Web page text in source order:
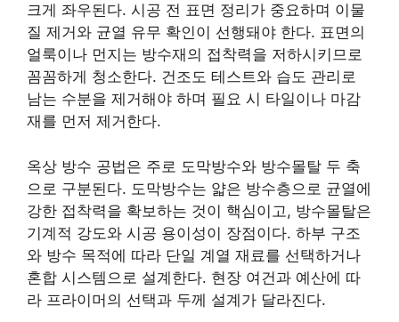
크게 좌우된다. 시공 전 표면 정리가 중요하며 이물
질 제거와 균열 유무 확인이 선행돼야 한다. 표면의
얼룩이나 먼지는 방수재의 접착력을 저하시키므로
꼼꼼하게 청소한다. 건조도 테스트와 습도 관리로
남는 수분을 제거해야 하며 필요 시 타일이나 마감
재를 먼저 제거한다.
옥상 방수 공법은 주로 도막방수와 방수몰탈 두 축
으로 구분된다. 도막방수는 얇은 방수층으로 균열에
강한 접착력을 확보하는 것이 핵심이고, 방수몰탈은
기계적 강도와 시공 용이성이 장점이다. 하부 구조
와 방수 목적에 따라 단일 계열 재료를 선택하거나
혼합 시스템으로 설계한다. 현장 여건과 예산에 따
라 프라이머의 선택과 두께 설계가 달라진다.